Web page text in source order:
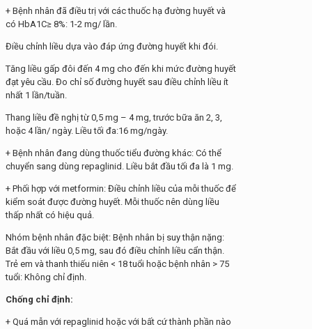
+ Bệnh nhân đã điều trị với các thuốc hạ đường huyết và
có HbA1C≥ 8%: 1-2 mg/ lần.
Điều chỉnh liều dựa vào đáp ứng đường huyết khi đói.
Tăng liều gấp đôi đến 4 mg cho đến khi mức đường huyết
đạt yêu cầu. Đo chỉ số đường huyết sau điều chỉnh liều ít
nhất 1 lần/tuần.
Thang liều đề nghị từ 0,5 mg – 4 mg, trước bữa ăn 2, 3,
hoặc 4 lần/ ngày. Liều tối đa:16 mg/ngày.
+ Bệnh nhân đang dùng thuốc tiểu đường khác: Có thể
chuyển sang dùng repaglinid. Liều bắt đầu tối đa là 1 mg.
+ Phối hợp với metformin: Điều chỉnh liều của mỗi thuốc để
kiểm soát được đường huyết. Mỗi thuốc nên dùng liều
thấp nhất có hiệu quả.
Nhóm bệnh nhân đặc biệt: Bệnh nhân bị suy thận nặng:
Bắt đầu với liều 0,5 mg, sau đó điều chỉnh liều cẩn thận.
Trẻ em và thanh thiếu niên < 18 tuổi hoặc bệnh nhân > 75
tuổi: Không chỉ định.
Chống chỉ định:
+ Quá mẫn với repaglinid hoặc với bất cứ thành phần nào